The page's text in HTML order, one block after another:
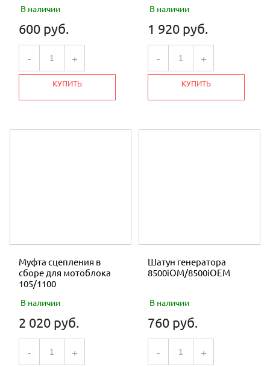
В наличии
600 руб.
- +
КУПИТЬ
В наличии
1 920 руб.
- +
КУПИТЬ
Муфта сцепления в
сборе для мотоблока
105/1100
В наличии
2 020 руб.
- +
Шатун генератора
8500iOM/8500iOEM
В наличии
760 руб.
- +